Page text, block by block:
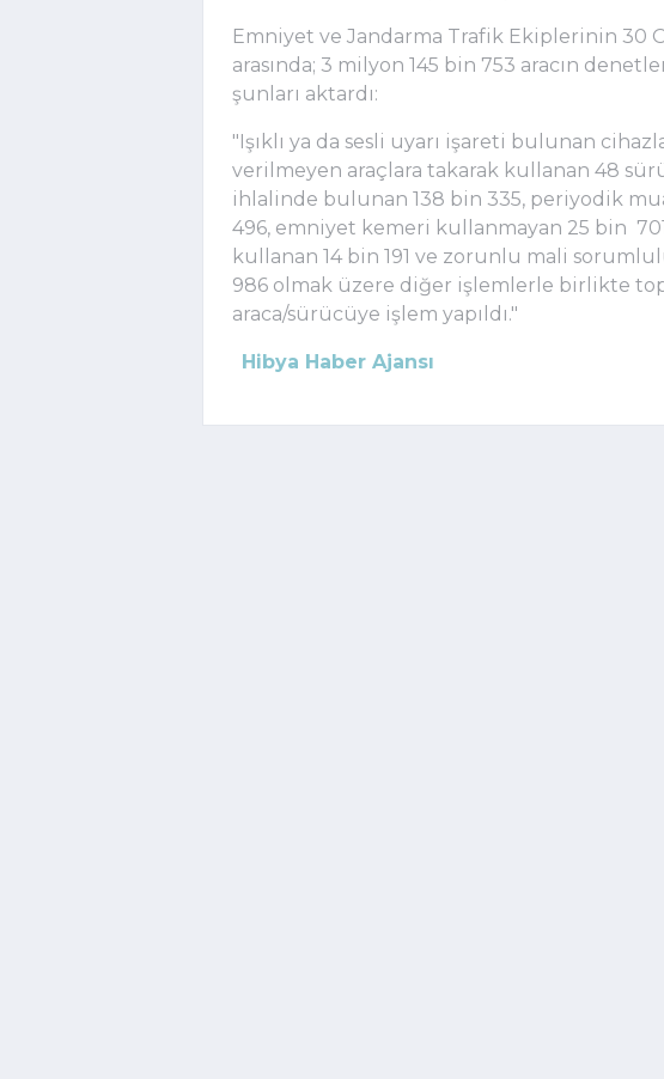
Emniyet ve Jandarma Trafik Ekiplerinin 30
arasında; 3 milyon 145 bin 753 aracın
şunları aktardı:
"Işıklı ya da sesli uyarı işareti bulunan
verilmeyen araçlara takarak kullanan 48
ihlalinde bulunan 138 bin 335, periyodik
496, emniyet kemeri kullanmayan 25 bin
kullanan 14 bin 191 ve zorunlu mali
986 olmak üzere diğer işlemlerle birlikte
araca/sürücüye işlem yapıldı."
Hibya Haber Ajansı